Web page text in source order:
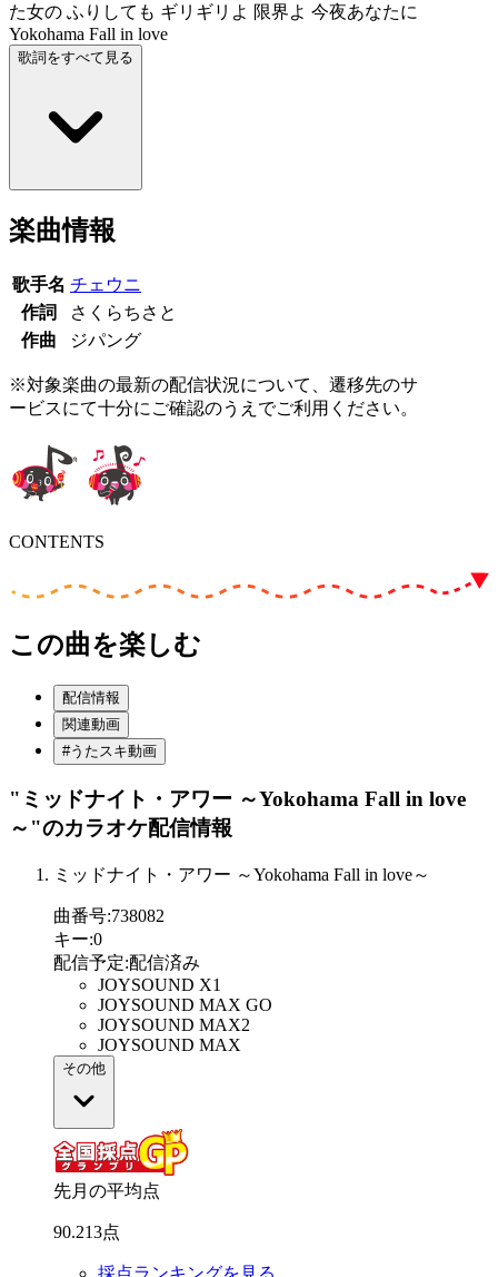
た女の ふりしても ギリギリよ 限界よ 今夜あなたに
Yokohama Fall in love
歌詞をすべて見る
楽曲情報
歌手名 チェウニ
作詞
さくらちさと
作曲
ジパング
※対象楽曲の最新の配信状況について、遷移先のサ
ービスにて十分にご確認のうえでご利用ください。
CONTENTS
この曲を楽しむ
配信情報
関連動画
#うたスキ動画
"ミッドナイト・アワー ～Yokohama Fall in love
～"のカラオケ配信情報
ミッドナイト・アワー ～Yokohama Fall in love～
曲番号:738082
キー:0
配信予定:配信済み
JOYSOUND X1
JOYSOUND MAX GO
JOYSOUND MAX2
JOYSOUND MAX
その他
先月の平均点
90.213点
採点ランキングを見る